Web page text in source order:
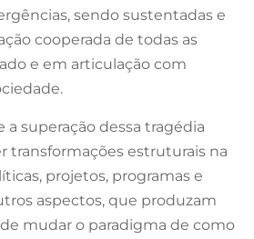
sendo sustentadas e
cooperada de todas as
e em articulação com
superação dessa tragédia
transformações estruturais na
projetos, programas e
aspectos, que produzam
mudar o paradigma de como